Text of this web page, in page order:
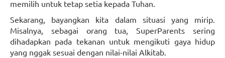
memilih untuk tetap setia kepada Tuhan.
Sekarang, bayangkan kita dalam situasi yang mirip.
Misalnya, sebagai orang tua, SuperParents sering
dihadapkan pada tekanan untuk mengikuti gaya hidup
yang nggak sesuai dengan nilai-nilai Alkitab.